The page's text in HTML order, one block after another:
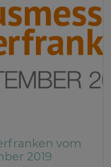
vom
2019